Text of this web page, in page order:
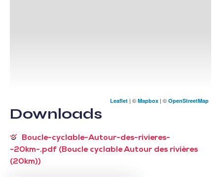
Leaflet | © Mapbox | © OpenStreetMap
Downloads
Boucle-cyclable-Autour-des-rivieres-
-20km-.pdf (Boucle cyclable Autour des rivières
(20km))